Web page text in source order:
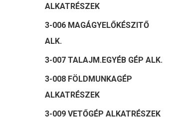
ALKATRÉSZEK
3-006 MAGÁGYELŐKÉSZITŐ
ALK.
3-007 TALAJM.EGYÉB GÉP ALK.
3-008 FÖLDMUNKAGÉP
ALKATRÉSZEK
3-009 VETŐGÉP ALKATRÉSZEK